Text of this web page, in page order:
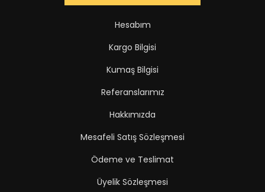
Hesabım
Kargo Bilgisi
Kumaş Bilgisi
Referanslarımız
Hakkımızda
Mesafeli Satış Sözleşmesi
Ödeme ve Teslimat
Üyelik Sözleşmesi